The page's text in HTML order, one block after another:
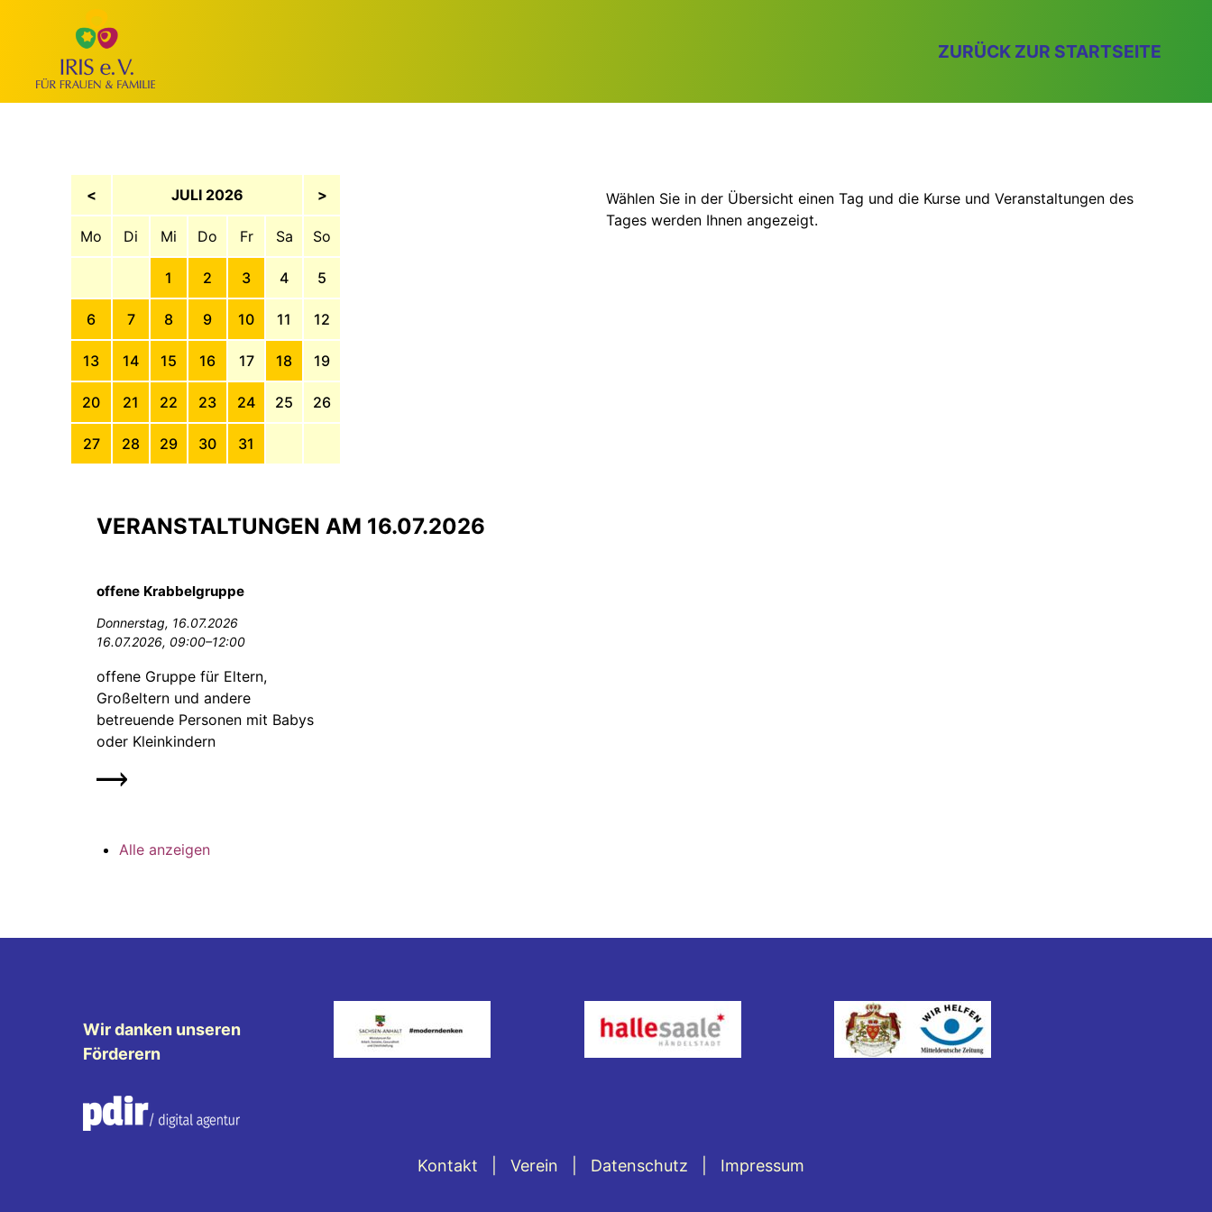
ZURÜCK ZUR STARTSEITE
< JULI 2026 >
Mo Di Mi Do Fr Sa So
1 2 3 4 5
6 7 8 9 10 11 12
13 14 15 16 17 18 19
20 21 22 23 24 25 26
27 28 29 30 31
Wählen Sie in der Übersicht einen Tag und die Kurse und Veranstaltungen des
Tages werden Ihnen angezeigt.
VERANSTALTUNGEN AM 16.07.2026
offene Krabbelgruppe
Donnerstag, 16.07.2026
16.07.2026, 09:00–12:00
offene Gruppe für Eltern,
Großeltern und andere
betreuende Personen mit Babys
oder Kleinkindern
Alle anzeigen
Wir danken unseren
Förderern
Kontakt Verein Datenschutz Impressum